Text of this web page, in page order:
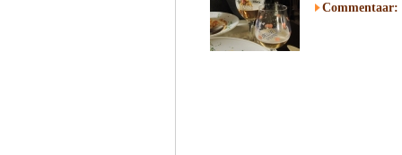
Commentaar: